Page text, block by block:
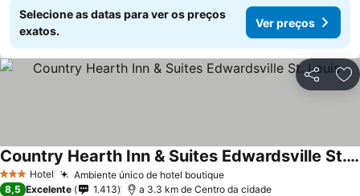
Selecione as datas para ver os preços
exatos.
Ver preços
Partilhar
3 EstrelasHotel Ambiente único de hotel boutiqueVer preços
Country Hearth Inn & Suites Edwardsville St. Louis
Ver preços
8,5 Excelente 1.413 a 3.3 km de Centro da cidade